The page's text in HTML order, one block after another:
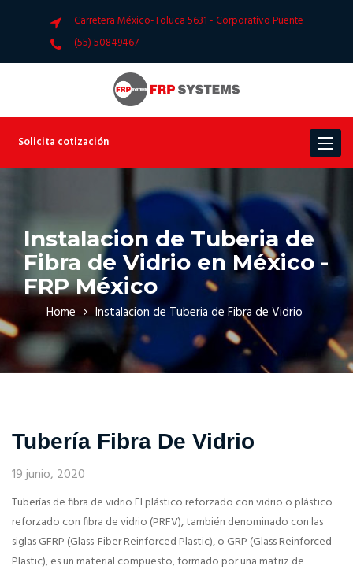
Carretera México-Toluca 5631 - Corporativo Puente
(55) 50849467
Toggle
Solicita cotización
Instalacion de Tuberia de
Fibra de Vidrio en México -
FRP México
Home Instalacion de Tuberia de Fibra de Vidrio
Tubería Fibra De Vidrio
19 junio, 2020
Tuberías de fibra de vidrio El plástico reforzado con vidrio o plástico
reforzado con fibra de vidrio (PRFV), también denominado con las
siglas GFRP (Glass-Fiber Reinforced Plastic), o GRP (Glass Reinforced
Plastic), es un material compuesto, formado por una matriz de